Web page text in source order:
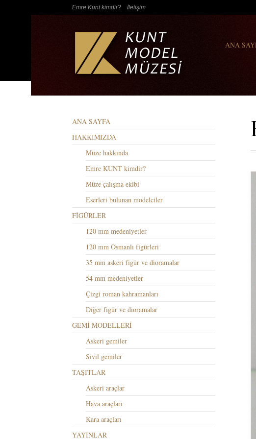
Emre Kunt kimdir? İletişim
ANA
ANA SAYFA
HAKKIMIZDA
Müze hakkında
Emre KUNT kimdir?
Müze çalışma ekibi
Eserleri bulunan modelciler
FİGÜRLER
120 mm medeniyetler
120 mm Osmanlı figürleri
35 mm askeri figür ve dioramalar
54 mm medeniyetler
Çizgi roman kahramanları
Diğer figür ve dioramalar
GEMİ MODELLERİ
Askeri gemiler
Sivil gemiler
TAŞITLAR
Askeri araçlar
Hava araçları
Kara araçları
YAYINLAR